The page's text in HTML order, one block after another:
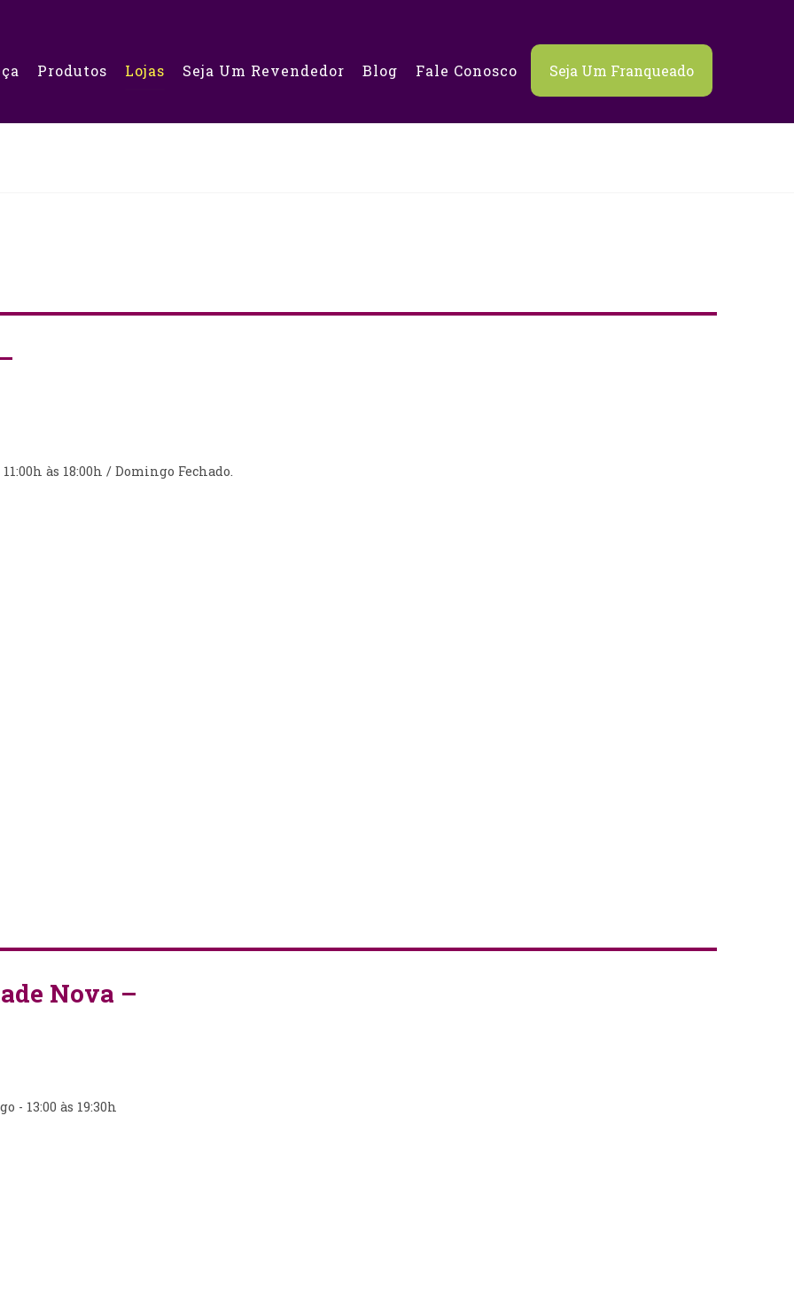
Seja Um Franqueado
Produtos Lojas Seja Um Revendedor Blog Fale Conosco
às 18:00h / Domingo Fechado.
Nova –
- 13:00 às 19:30h